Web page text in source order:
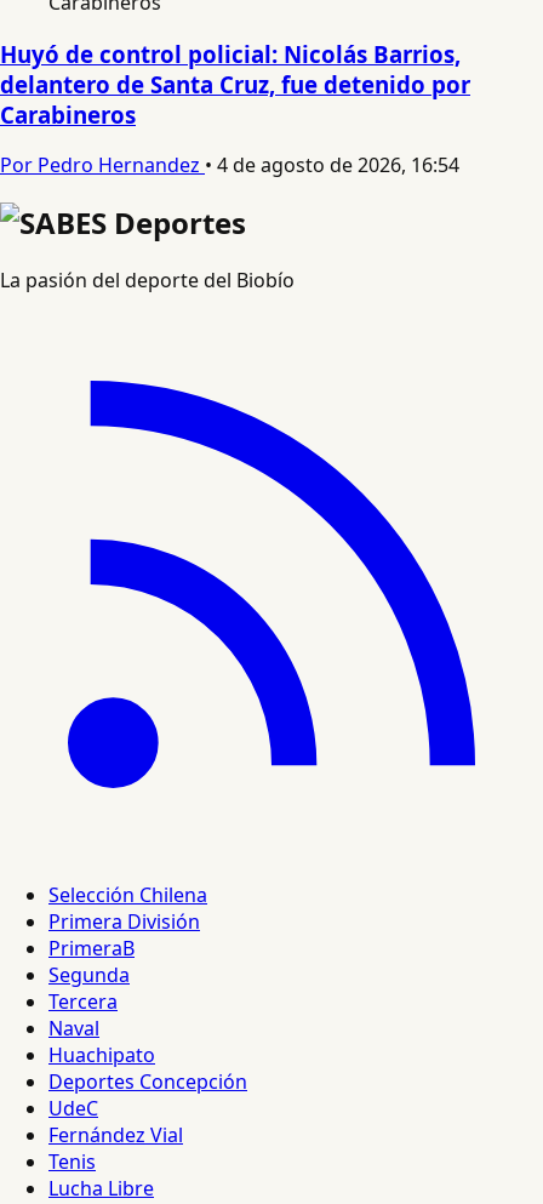
Huyó de control policial: Nicolás Barrios,
delantero de Santa Cruz, fue detenido por
Carabineros
Por Pedro Hernandez • 4 de agosto de 2026, 16:54
La pasión del deporte del Biobío
Selección Chilena
Primera División
PrimeraB
Segunda
Tercera
Naval
Huachipato
Deportes Concepción
UdeC
Fernández Vial
Tenis
Lucha Libre